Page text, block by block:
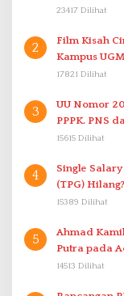
23417 Dilihat
2
Film Kisah
Kampus
17821 Dilihat
3
UU Nomor
PPPK. PNS
15615 Dilihat
4
Single
(TPG) Hilang?
15389 Dilihat
5
Ahmad Kamil mendampingi Langsung Dike
Putra pada
Proklamasi
14513 Dilihat